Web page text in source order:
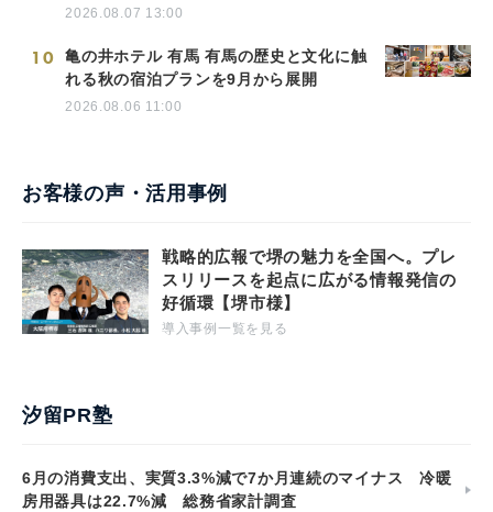
2026.08.07 13:00
10
亀の井ホテル 有馬 有馬の歴史と文化に触
れる秋の宿泊プランを9月から展開
2026.08.06 11:00
お客様の声・活用事例
戦略的広報で堺の魅力を全国へ。プレ
スリリースを起点に広がる情報発信の
好循環【堺市様】
導入事例一覧を見る
汐留PR塾
6月の消費支出、実質3.3%減で7か月連続のマイナス 冷暖
房用器具は22.7%減 総務省家計調査